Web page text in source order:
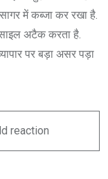
में कब्जा कर रखा है.
अटैक करता है.
पर बड़ा असर पड़ा
reaction